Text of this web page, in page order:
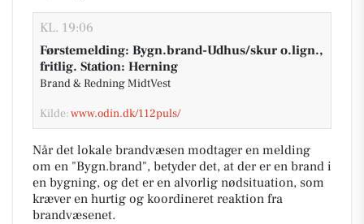
KL. 19:06
Førstemelding: Bygn.brand-Udhus/skur o.lign.,
fritlig. Station: Herning
Brand & Redning MidtVest
Kilde:www.odin.dk/112puls/
Når det lokale brandvæsen modtager en melding
om en "Bygn.brand", betyder det, at der er en brand i
en bygning, og det er en alvorlig nødsituation, som
kræver en hurtig og koordineret reaktion fra
brandvæsenet.